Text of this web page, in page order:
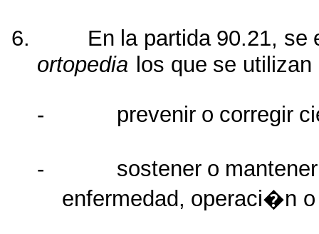
6. En la partida 90.21, se
ortopedia los que se utilizan
- prevenir o corregir
- sostener o mantener
enfermedad, operaci�n o